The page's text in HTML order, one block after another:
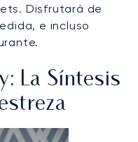
Disfrutará de
e incluso
La Síntesis